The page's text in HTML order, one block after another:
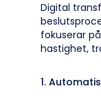
Digital
fokuserar
hastighet,
1.